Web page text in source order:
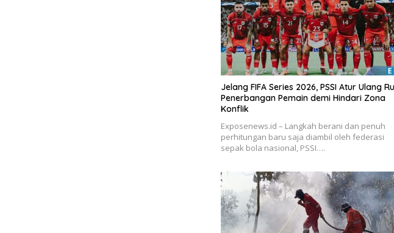
Jelang FIFA Series 2026, PSSI Atur Ulang
Penerbangan Pemain demi Hindari Zona
Konflik
Exposenews.id – Langkah berani dan penuh
perhitungan baru saja diambil oleh federasi
sepak bola nasional, PSSI….